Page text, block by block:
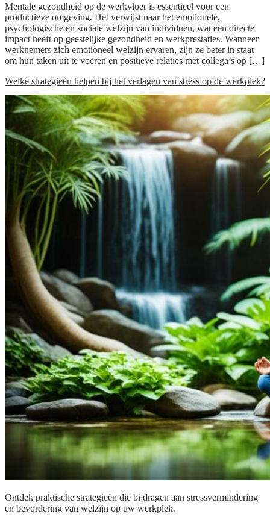
Mentale gezondheid op de werkvloer is essentieel voor een
productieve omgeving. Het verwijst naar het emotionele,
psychologische en sociale welzijn van individuen, wat een directe
impact heeft op geestelijke gezondheid en werkprestaties. Wanneer
werknemers zich emotioneel welzijn ervaren, zijn ze beter in staat
om hun taken uit te voeren en positieve relaties met collega’s op […]
Welke strategieën helpen bij het verlagen van stress op de werkplek?
Ontdek praktische strategieën die bijdragen aan stressvermindering
en bevordering van welzijn op uw werkplek.